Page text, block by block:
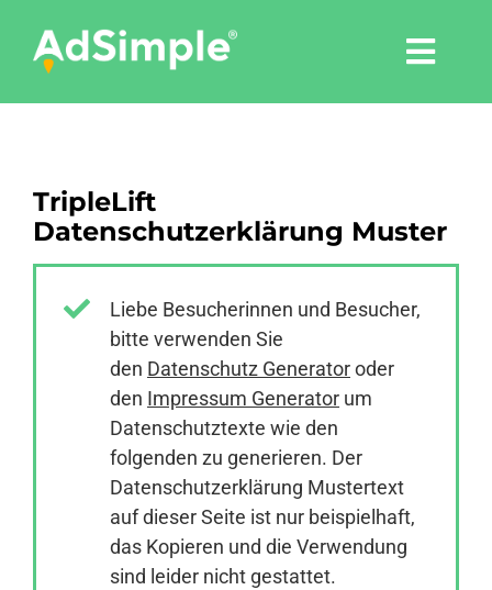
content
Tools
Pressemitteilungen
Anmelden
TripleLift
Datenschutzerklärung Muster
Liebe Besucherinnen und Besucher,
bitte verwenden Sie
den Datenschutz Generatoroder
den Impressum Generator um
Datenschutztexte wie den
folgenden zu generieren. Der
Datenschutzerklärung Mustertext
auf dieser Seite ist nur beispielhaft,
das Kopieren und die Verwendung
sind leider nicht gestattet.